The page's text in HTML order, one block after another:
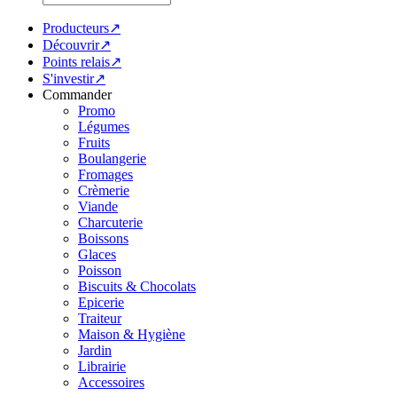
Producteurs↗
Découvrir↗
Points relais↗
S'investir↗
Commander
Promo
Légumes
Fruits
Boulangerie
Fromages
Crèmerie
Viande
Charcuterie
Boissons
Glaces
Poisson
Biscuits & Chocolats
Epicerie
Traiteur
Maison & Hygiène
Jardin
Librairie
Accessoires